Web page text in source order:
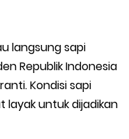
Putri Puyu Tuntut
Beri Kompensasi
langsung sapi
Republik Indonesia
Kondisi sapi
layak untuk dijadikan